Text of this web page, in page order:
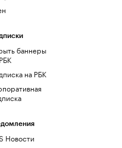
баннеры
на РБК
Новости